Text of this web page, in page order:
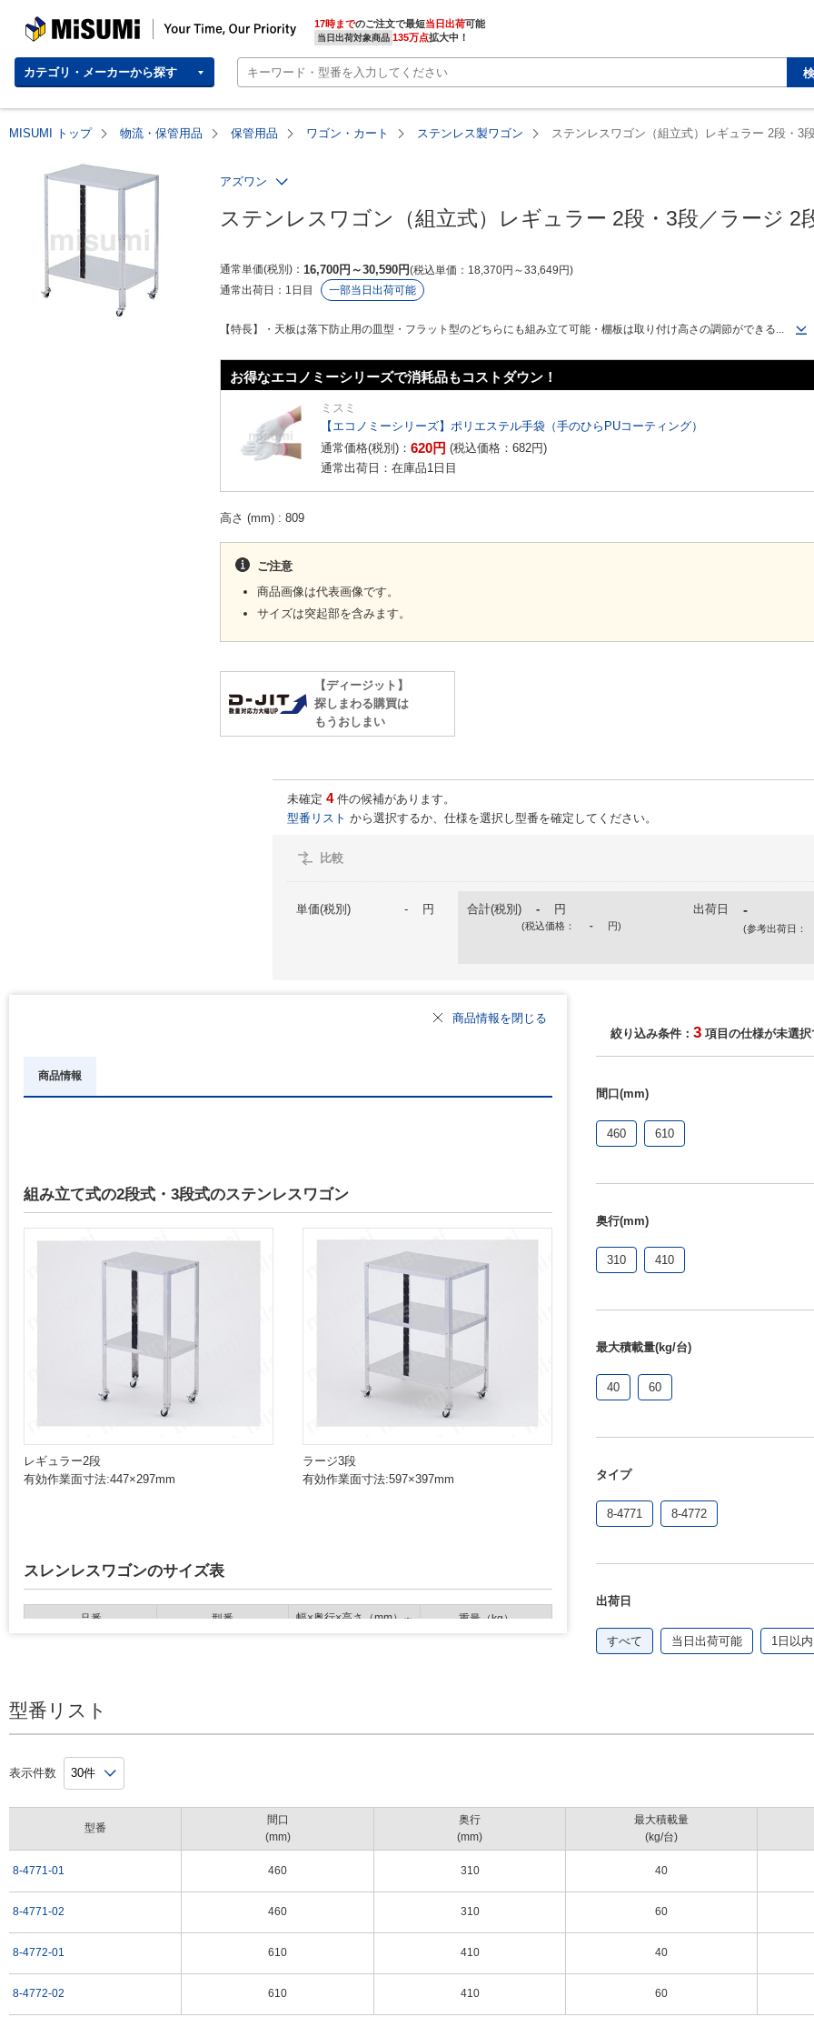
MISUMI | Your Time, Our Priority 17時までのご注文で最短当日出荷
当日出荷対象商品 135万点拡大中！
カテゴリ・メーカーから探す
MISUMI トップ 物流・保管用品 保管用品 ワゴン・カート ステンレス製ワゴン ステンレスワゴン（組立式）レギュラー 2段・3
アズワン
ステンレスワゴン（組立式）レギュラー 2段・3段／ラージ 2
通常単価(税別) 16,700円 ～30,590円 税込単価 18,370円 ～33,649円
通常出荷日： 1日目 一部当日出荷可能
【特長】・天板は落下防止用の皿型・フラット型のどちらにも組み立て可能・棚板は取り付け高さの調節ができる...
お得なエコノミーシリーズで消耗品もコストダウン！
ミスミ
【エコノミーシリーズ】ポリエステル手袋（手のひらPUコーティング）
通常価格(税別)： 620円 (税込価格： 682円)
通常出荷日：在庫品1日目
高さ (mm) 809
ご注意
商品画像は代表画像です。
サイズは突起部を含みます。
【ディージット】
探しまわる購買は
もうおしまい
未確定 4件の候補があります。
型番リスト から選択するか、仕様を選択し型番を確定してください。
比較
単価(税別) - 円 合計(税別) - 円
(税込価格： - 円)
出荷日 -
(参考出荷日：
商品情報を閉じる
商品情報
組み立て式の2段式・3段式のステンレスワゴン
レギュラー2段
有効作業面寸法:447×297mm
ラージ3段
有効作業面寸法:597×397mm
スレンレスワゴンのサイズ表
品番 型番 幅×奥行×高さ（mm）※ 重量（kg）
8-4772-01
※サイズは突起部を含みます。
本取扱説明書明記の最大耐荷重（棚板あたり）を超える重量物を載せないでください。
組立する際には、各部品の角の部分などでけがをしないようにご注意ください。
絞り込み条件： 3 項目の仕様が未選択
間口(mm)
460 610
奥行(mm)
310 410
最大積載量(kg/台)
40 60
タイプ
8-4771 8-4772
出荷日
すべて 当日出荷可能 1日以内
型番リスト
表示件数
型番
8-4771-01
8-4771-02
8-4772-01
8-4772-02
間口
(mm)
奥行
(mm)
最大積載量
(kg/台)
460 310 40
460 310 60
610 410 40
610 410 60